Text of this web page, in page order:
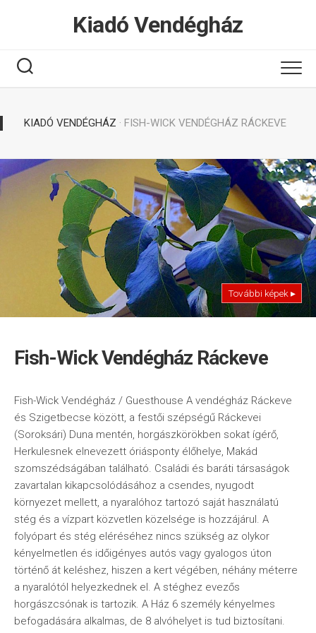
Kiadó Vendégház
KIADÓ VENDÉGHÁZ · FISH-WICK VENDÉGHÁZ RÁCKEVE
További képek ▸
Fish-Wick Vendégház Ráckeve
Fish-Wick Vendégház / Guesthouse A vendégház Ráckeve
és Szigetbecse között, a festői szépségű Ráckevei
(Soroksári) Duna mentén, horgászkörökben sokat ígérő,
Herkulesnek elnevezett óriásponty élőhelye, Makád
szomszédságában található. Családi és baráti társaságok
zavartalan kikapcsolódásához a csendes, nyugodt
környezet mellett, a nyaralóhoz tartozó saját használatú
stég és a vízpart közvetlen közelsége is hozzájárul. A
folyópart és stég eléréséhez nincs szükség az olykor
kényelmetlen és időigényes autós vagy gyalogos úton
történő át keléshez, hiszen a kert végében, néhány méterre
a nyaralótól helyezkednek el. A stéghez evezős
horgászcsónak is tartozik. A Ház 6 személy kényelmes
befogadására alkalmas, de 8 alvóhelyet is tud biztosítani.